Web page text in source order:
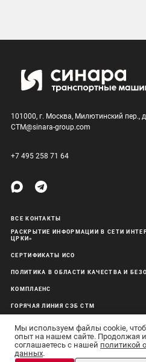
101000, г. Москва, Милютинский пер.,
CTM@sinara-group.com
+7 495 258 71 64
ВСЕ КОНТАКТЫ
РАСКРЫТИЕ ИНФОРМАЦИИ В СЕТИ
ЦРКИ»
СЕРТИФИКАТЫ ИСО
ПОЛИТИКА В ОБЛАСТИ КАЧЕСТВА И
КОМПЛАЕНС
ГОРЯЧАЯ ЛИНИЯ СЭБ СТМ
АО «Синара-Транспортные Машины»
Мы используем файлы cookie,
опыт на нашем сайте. Продолжая
соглашаетесь с нашей политикой
данных.